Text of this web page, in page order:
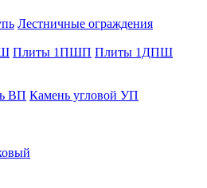
Лестничные ограждения
Плиты 1ПШП Плиты 1ДПШ
ВП Камень угловой УП